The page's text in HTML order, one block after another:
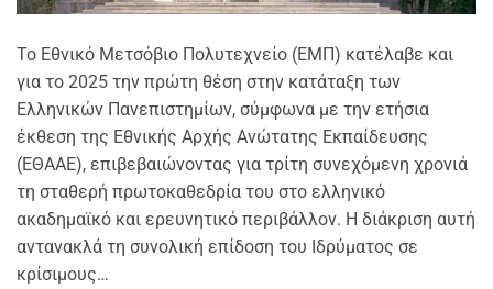
Το Εθνικό Μετσόβιο Πολυτεχνείο (ΕΜΠ) κατέλαβε και
για το 2025 την πρώτη θέση στην κατάταξη των
Ελληνικών Πανεπιστημίων, σύμφωνα με την ετήσια
έκθεση της Εθνικής Αρχής Ανώτατης Εκπαίδευσης
(ΕΘΑΑΕ), επιβεβαιώνοντας για τρίτη συνεχόμενη χρονιά
τη σταθερή πρωτοκαθεδρία του στο ελληνικό
ακαδημαϊκό και ερευνητικό περιβάλλον. Η διάκριση αυτή
αντανακλά τη συνολική επίδοση του Ιδρύματος σε
κρίσιμους…